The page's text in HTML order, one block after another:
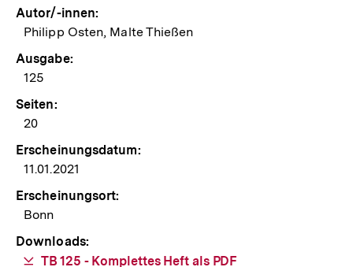
Autor/-innen:
Philipp Osten, Malte Thießen
Ausgabe:
125
Seiten:
20
Erscheinungsdatum:
11.01.2021
Erscheinungsort:
Bonn
Downloads:
Download-
TB 125 - Komplettes Heft als PDF